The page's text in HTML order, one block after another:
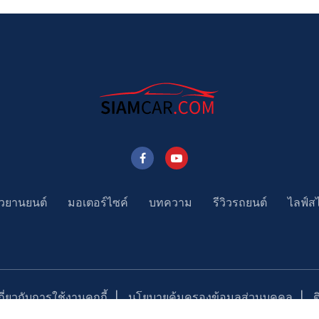
ยานยนต์ มอเตอร์ไซค์ บทความ รีวิวรถยนต์ ไลฟ์ส
ยวกับการใช้งานคุกกี้ นโยบายคุ้มครองข้อมูลส่วนบุคคล